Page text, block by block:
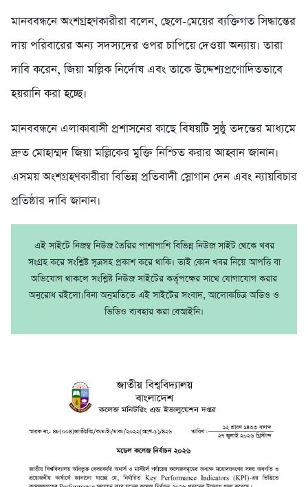
মানববন্ধনে অংশগ্রহণকারীরা বলেন, ছেলে-মেয়ের ব্যক্তিগত সিদ্ধান্তের
দায় পরিবারের অন্য সদস্যদের ওপর চাপিয়ে দেওয়া অন্যায়। তারা
দাবি করেন, জিয়া মল্লিক নির্দোষ এবং তাকে উদ্দেশ্যপ্রণোদিতভাবে
হয়রানি করা হচ্ছে।
মানববন্ধনে এলাকাবাসী প্রশাসনের কাছে বিষয়টি সুষ্ঠু তদন্তের মাধ্যমে
দ্রুত মোহাম্মদ জিয়া মল্লিকের মুক্তি নিশ্চিত করার আহ্বান জানান।
এসময় অংশগ্রহণকারীরা বিভিন্ন প্রতিবাদী স্লোগান দেন এবং ন্যায়বিচার
প্রতিষ্ঠার দাবি জানান।
এই সাইটে নিজম্ব নিউজ তৈরির পাশাপাশি বিভিন্ন নিউজ সাইট থেকে খবর
সংগ্রহ করে সংশ্লিষ্ট সূত্রসহ প্রকাশ করে থাকি। তাই কোন খবর নিয়ে আপত্তি বা
অভিযোগ থাকলে সংশ্লিষ্ট নিউজ সাইটের কর্তৃপক্ষের সাথে যোগাযোগ করার
অনুরোধ রইলো।বিনা অনুমতিতে এই সাইটের সংবাদ, আলোকচিত্র অডিও ও
ভিডিও ব্যবহার করা বেআইনি।